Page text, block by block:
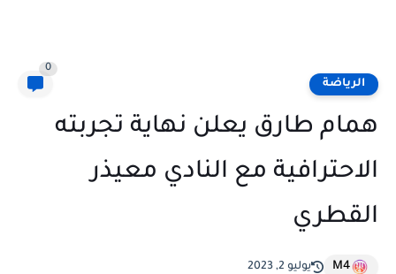
الرياضة
0
همام طارق يعلن نهاية تجربته
الاحترافية مع النادي معيذر
القطري
M4 يوليو 2, 2023